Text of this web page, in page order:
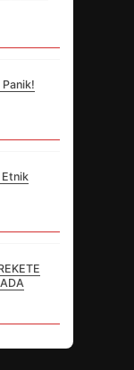
Etnik
NE